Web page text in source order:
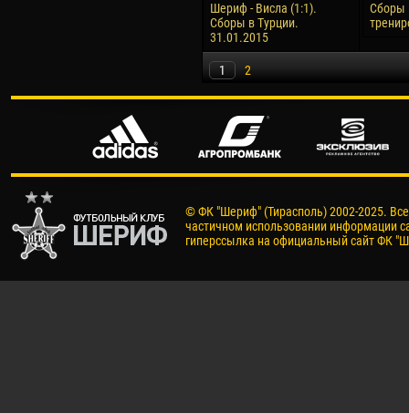
Шериф - Висла (1:1).
Сборы в Турции.
31.01.2015
Сборы
1 2
© ФК "Шериф" (Тирасполь) 2002-2025.
частичном использовании информации
гиперссылка на официальный сайт ФК